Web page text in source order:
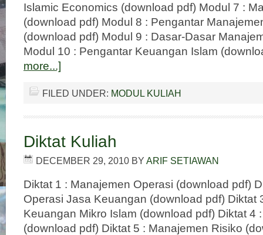
Islamic Economics (download pdf) Modul 7 :
(download pdf) Modul 8 : Pengantar
(download pdf) Modul 9 : Dasar-Dasar
Modul 10 : Pengantar Keuangan Islam
more...]
FILED UNDER: MODUL KULIAH
Diktat Kuliah
DECEMBER 29, 2010 BY ARIF SETIAWAN
Diktat 1 : Manajemen Operasi (download pdf)
Operasi Jasa Keuangan (download pdf) Diktat
Keuangan Mikro Islam (download pdf) Diktat 4
(download pdf) Diktat 5 : Manajemen Risiko